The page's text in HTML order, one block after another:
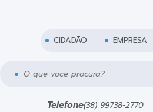
O que voce procura?
CIDADÃO EMPRESA
Telefone(38) 99738-2770